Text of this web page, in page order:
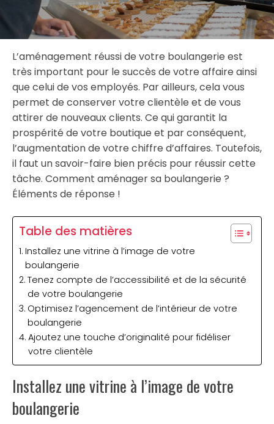
L’aménagement réussi de votre boulangerie est
très important pour le succès de votre affaire ainsi
que celui de vos employés. Par ailleurs, cela vous
permet de conserver votre clientèle et de vous
attirer de nouveaux clients. Ce qui garantit la
prospérité de votre boutique et par conséquent,
l’augmentation de votre chiffre d’affaires. Toutefois,
il faut un savoir-faire bien précis pour réussir cette
tâche. Comment aménager sa boulangerie ?
Éléments de réponse !
Table des matières
Installez une vitrine à l’image de votre
boulangerie
Tenez compte de l’accessibilité et de la sécurité
de votre boulangerie
Optimisez l’agencement de l’intérieur de votre
boulangerie
Ajoutez une touche d’originalité pour fidéliser
votre clientèle
Installez une vitrine à l’image de votre
boulangerie